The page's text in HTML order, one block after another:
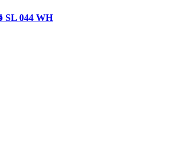
قاب هالوژن داتیس مدل SL 044 WH